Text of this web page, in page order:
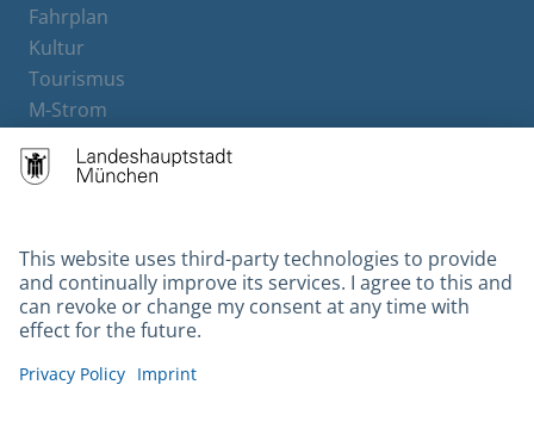
Fahrplan
Kultur
Tourismus
M-Strom
Hotels
Contact
Barrierefreiheit
Leichte Sprache
Gebärdensprache